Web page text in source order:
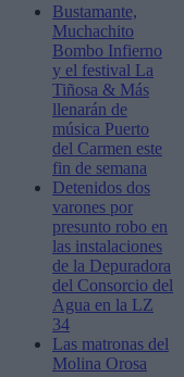
Bustamante,
Muchachito
Bombo Infierno
y el festival La
Tiñosa & Más
llenarán de
música Puerto
del Carmen este
fin de semana
Detenidos dos
varones por
presunto robo en
las instalaciones
de la Depuradora
del Consorcio del
Agua en la LZ
34
Las matronas del
Molina Orosa